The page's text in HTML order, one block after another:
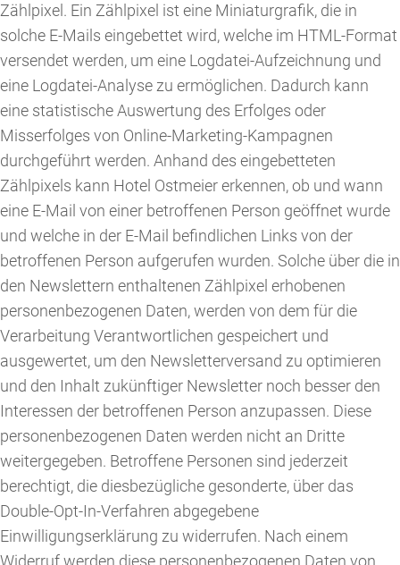
Zählpixel. Ein Zählpixel ist eine Miniaturgrafik, die in
solche E-Mails eingebettet wird, welche im HTML-Format
versendet werden, um eine Logdatei-Aufzeichnung und
eine Logdatei-Analyse zu ermöglichen. Dadurch kann
eine statistische Auswertung des Erfolges oder
Misserfolges von Online-Marketing-Kampagnen
durchgeführt werden. Anhand des eingebetteten
Zählpixels kann Hotel Ostmeier erkennen, ob und wann
eine E-Mail von einer betroffenen Person geöffnet wurde
und welche in der E-Mail befindlichen Links von der
betroffenen Person aufgerufen wurden. Solche über die in
den Newslettern enthaltenen Zählpixel erhobenen
personenbezogenen Daten, werden von dem für die
Verarbeitung Verantwortlichen gespeichert und
ausgewertet, um den Newsletterversand zu optimieren
und den Inhalt zukünftiger Newsletter noch besser den
Interessen der betroffenen Person anzupassen. Diese
personenbezogenen Daten werden nicht an Dritte
weitergegeben. Betroffene Personen sind jederzeit
berechtigt, die diesbezügliche gesonderte, über das
Double-Opt-In-Verfahren abgegebene
Einwilligungserklärung zu widerrufen. Nach einem
Widerruf werden diese personenbezogenen Daten von